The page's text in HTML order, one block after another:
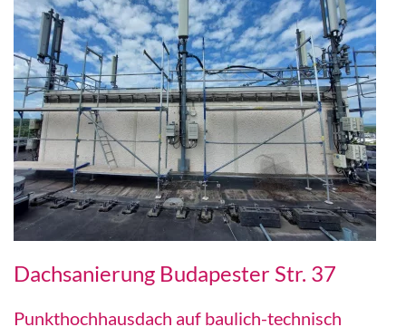
Dachsanierung Budapester Str. 37
Punkthochhausdach auf baulich-technisch